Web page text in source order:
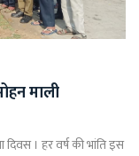
माली
। हर वर्ष की भांति इस